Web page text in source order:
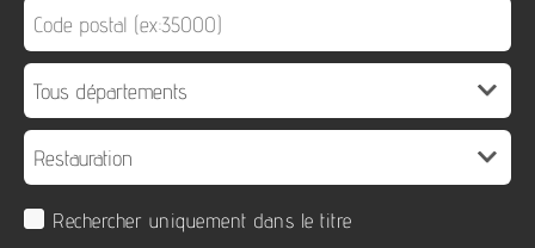
Rechercher uniquement dans le titre